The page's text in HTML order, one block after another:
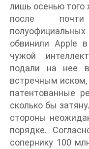
лишь осенью того
после
обвинили Apple
чужой
подали на нее
встречным
патентованные
сколько бы
стороны
порядке.
сопернику 100